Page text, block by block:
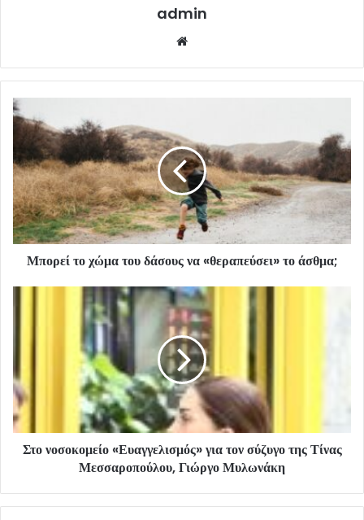
admin
Μπορεί το χώμα του δάσους να «θεραπεύσει» το άσθμα;
Στο νοσοκομείο «Ευαγγελισμός» για τον σύζυγο της Τίνας
Μεσσαροπούλου, Γιώργο Μυλωνάκη